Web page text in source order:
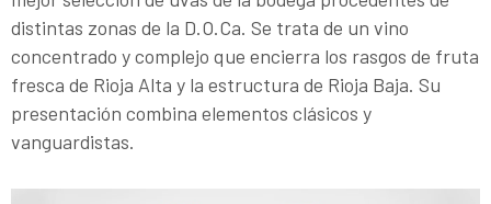
distintas zonas de la D.O.Ca. Se trata de un vino
concentrado y complejo que encierra los rasgos de fruta
fresca de Rioja Alta y la estructura de Rioja Baja. Su
presentación combina elementos clásicos y
vanguardistas.